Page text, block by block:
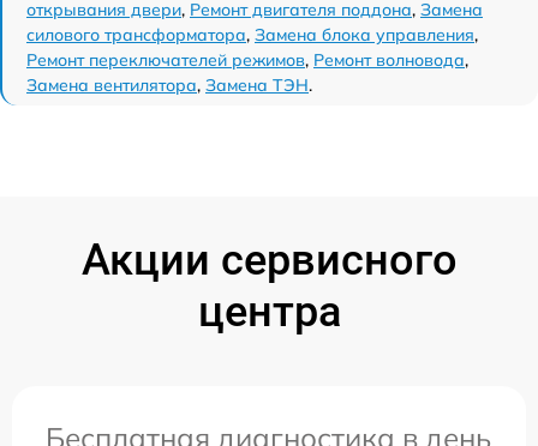
открывания двери, Ремонт двигателя поддона, Замена
силового трансформатора, Замена блока управления,
Ремонт переключателей режимов, Ремонт волновода,
Замена вентилятора, Замена ТЭН.
Акции сервисного
центра
Бесплатная диагностика в день